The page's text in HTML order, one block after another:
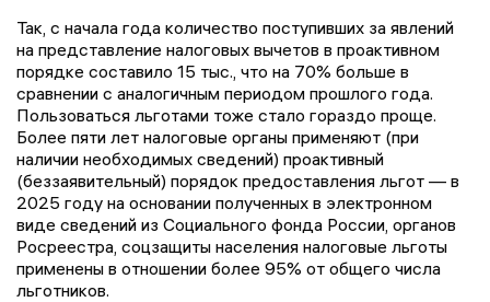
Так, с начала года количество поступивших за явлений
на представление налоговых вычетов в проактивном
порядке составило 15 тыс., что на 70% больше в
сравнении с аналогичным периодом прошлого года.
Пользоваться льготами тоже стало гораздо проще.
Более пяти лет налоговые органы применяют (при
наличии необходимых сведений) проактивный
(беззаявительный) порядок предоставления льгот — в
2025 году на основании полученных в электронном
виде сведений из Социального фонда России, органов
Росреестра, соцзащиты населения налоговые льготы
применены в отношении более 95% от общего числа
льготников.